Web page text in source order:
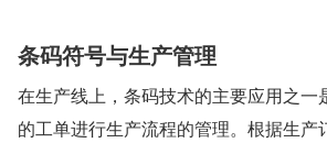
条码符号与生产管理
在生产线上，条码技术的主要应用之一
的工单进行生产流程的管理。根据生产